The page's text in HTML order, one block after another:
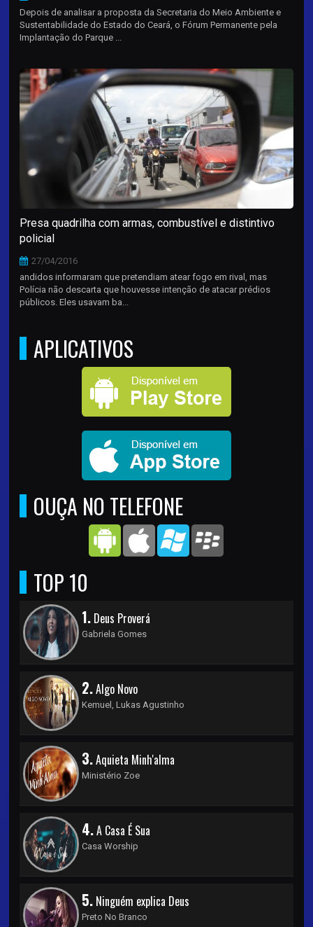
Depois de analisar a proposta da Secretaria do Meio Ambiente e
Sustentabilidade do Estado do Ceará, o Fórum Permanente pela
Implantação do Parque ...
Presa quadrilha com armas, combustível e distintivo
policial
27/04/2016
andidos informaram que pretendiam atear fogo em rival, mas
Polícia não descarta que houvesse intenção de atacar prédios
públicos. Eles usavam ba...
APLICATIVOS
OUÇA NO TELEFONE
TOP 10
1. Deus Proverá
Gabriela Gomes
2.Algo Novo
Kemuel, Lukas Agustinho
3.Aquieta Minh'alma
Ministério Zoe
4.A Casa É Sua
Casa Worship
5. Ninguém explica Deus
Preto No Branco